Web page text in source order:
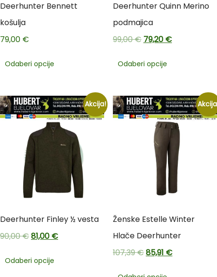
Deerhunter Bennett
košulja
79,00 €
Odaberi opcije
Deerhunter Quinn Merino
podmajica
99,00€ 79,20 €
Odaberi opcije
Akcija!
Deerhunter Finley ½ vesta
90,00€81,00 €
Odaberi opcije
Ženske Estelle Winter
Hlače Deerhunter
107,39€85,91 €